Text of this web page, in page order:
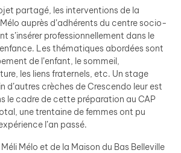
partagé, les interventions de la
auprès d’adhérents du centre socio-
s’insérer professionnellement dans le
Les thématiques abordées sont
de l’enfant, le sommeil,
les liens fraternels, etc. Un stage
d’autres crèches de Crescendo leur est
le cadre de cette préparation au CAP
une trentaine de femmes ont pu
l’an passé.
Mélo et de la Maison du Bas Belleville